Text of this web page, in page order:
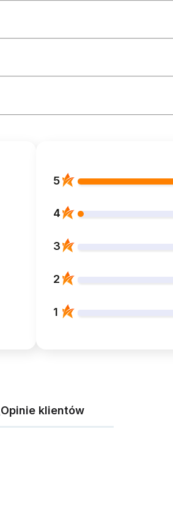
5
4
3
2
1
Opinie klientów